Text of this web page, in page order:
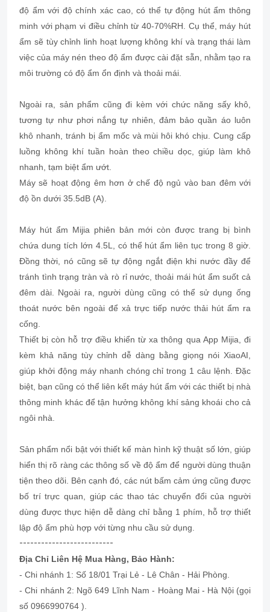
độ ẩm với độ chính xác cao, có thể tự động hút ẩm thông
minh với phạm vi điều chỉnh từ 40-70%RH. Cụ thể, máy hút
ẩm sẽ tùy chỉnh linh hoạt lượng không khí và trạng thái làm
việc của máy nén theo độ ẩm được cài đặt sẵn, nhằm tạo ra
môi trường có độ ẩm ổn định và thoải mái.
Ngoài ra, sản phẩm cũng đi kèm với chức năng sấy khô,
tương tự như phơi nắng tự nhiên, đảm bảo quần áo luôn
khô nhanh, tránh bị ẩm mốc và mùi hôi khó chịu. Cung cấp
luồng không khí tuần hoàn theo chiều dọc, giúp làm khô
nhanh, tạm biệt ẩm ướt.
Máy sẽ hoạt động êm hơn ở chế độ ngủ vào ban đêm với
độ ồn dưới 35.5dB (A).
Máy hút ẩm Mijia phiên bản mới còn được trang bị bình
chứa dung tích lớn 4.5L, có thể hút ẩm liên tục trong 8 giờ.
Đồng thời, nó cũng sẽ tự động ngắt điện khi nước đầy để
tránh tình trạng tràn và rò rỉ nước, thoải mái hút ẩm suốt cả
đêm dài. Ngoài ra, người dùng cũng có thể sử dụng ống
thoát nước bên ngoài để xả trực tiếp nước thải hút ẩm ra
cống.
Thiết bị còn hỗ trợ điều khiển từ xa thông qua App Mijia, đi
kèm khả năng tùy chỉnh dễ dàng bằng giọng nói XiaoAI,
giúp khởi động máy nhanh chóng chỉ trong 1 câu lệnh. Đặc
biệt, bạn cũng có thể liên kết máy hút ẩm với các thiết bị nhà
thông minh khác để tận hưởng không khí sảng khoái cho cả
ngôi nhà.
Sản phẩm nổi bật với thiết kế màn hình kỹ thuật số lớn, giúp
hiển thị rõ ràng các thông số về độ ẩm để người dùng thuận
tiện theo dõi. Bên cạnh đó, các nút bấm cảm ứng cũng được
bố trí trực quan, giúp các thao tác chuyển đổi của người
dùng được thực hiện dễ dàng chỉ bằng 1 phím, hỗ trợ thiết
lập độ ẩm phù hợp với từng nhu cầu sử dụng.
--------------------------
Địa Chỉ Liên Hệ Mua Hàng, Bảo Hành:
- Chi nhánh 1: Số 18/01 Trại Lẻ - Lê Chân - Hải Phòng.
- Chi nhánh 2: Ngõ 649 Lĩnh Nam - Hoàng Mai - Hà Nội (gọi
số 0966990764 ).